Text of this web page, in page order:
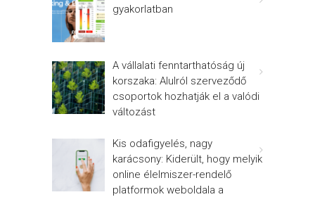
gyakorlatban
A vállalati fenntarthatóság új
korszaka: Alulról szerveződő
csoportok hozhatják el a valódi
változást
Kis odafigyelés, nagy
karácsony: Kiderült, hogy melyik
online élelmiszer-rendelő
platformok weboldala a